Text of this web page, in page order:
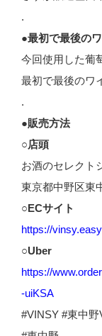
.
●最初で最後の
今回使用した葡
最初で最後のワ
.
●販売方法
○店頭
お酒のセレクト
東京都中野区東
○ECサイト
https://
○Uber
https://
-uiKSA
#VINSY #東中